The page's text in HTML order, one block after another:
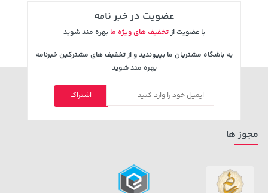
149,900 تومان خرید
5,630,000 تومان
6,580,000
خرید
عضویت در خبر نامه
با عضویت ازتخفیف های ویژه ما بهره مند شوید
به باشگاه مشتریان ما بپیوندید و از تخفیف های مشترکین خبرنامه
بهره مند شوید
اشتراک
مجوز ها